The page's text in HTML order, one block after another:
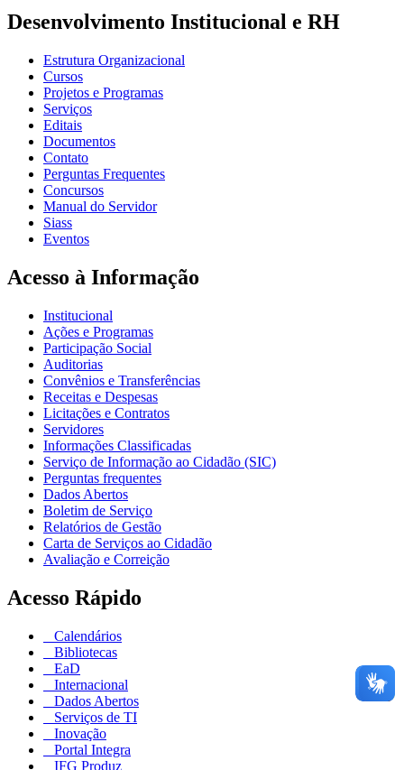
Desenvolvimento Institucional e RH
Estrutura Organizacional
Cursos
Projetos e Programas
Serviços
Editais
Documentos
Contato
Perguntas Frequentes
Concursos
Manual do Servidor
Siass
Eventos
Acesso à Informação
Institucional
Ações e Programas
Participação Social
Auditorias
Convênios e Transferências
Receitas e Despesas
Licitações e Contratos
Servidores
Informações Classificadas
Serviço de Informação ao Cidadão (SIC)
Perguntas frequentes
Dados Abertos
Boletim de Serviço
Relatórios de Gestão
Carta de Serviços ao Cidadão
Avaliação e Correição
Acesso Rápido
Calendários
Bibliotecas
EaD
Internacional
Dados Abertos
Serviços de TI
Inovação
Portal Integra
IFG Produz